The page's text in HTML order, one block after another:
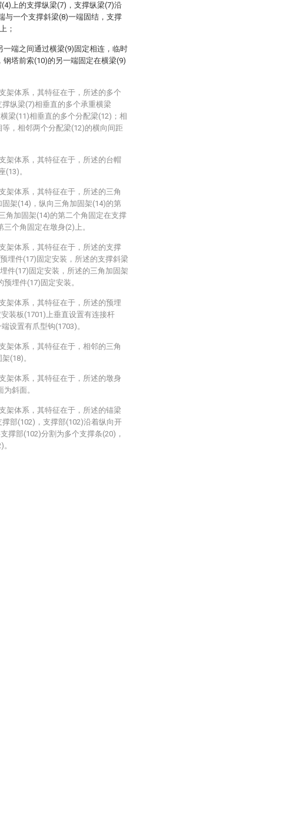
上的支撑纵梁(7)，支撑纵梁(7)沿
与一个支撑斜梁(8)一端固结，支撑
；
端之间通过横梁(9)固定相连，临时
塔前索(10)的另一端固定在横梁(9)
架体系，其特征在于，所述的多个
纵梁(7)相垂直的多个承重横梁
梁(11)相垂直的多个分配梁(12)；相
，相邻两个分配梁(12)的横向间距
架体系，其特征在于，所述的台帽
(13)。
架体系，其特征在于，所述的三角
架(14)，纵向三角加固架(14)的第
角加固架(14)的第二个角固定在支撑
个角固定在墩身(2)上。
架体系，其特征在于，所述的支撑
埋件(17)固定安装，所述的支撑斜梁
件(17)固定安装，所述的三角加固架
埋件(17)固定安装。
架体系，其特征在于，所述的预埋
装板(1701)上垂直设置有连接杆
设置有爪型钩(1703)。
架体系，其特征在于，相邻的三角
(18)。
架体系，其特征在于，所述的墩身
斜面。
架体系，其特征在于，所述的锚梁
部(102)，支撑部(102)沿着纵向开
撑部(102)分割为多个支撑条(20)，